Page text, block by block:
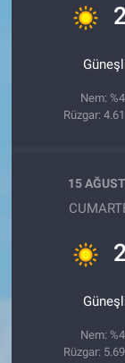
Nem:
Rüzgar:
15
Nem:
Rüzgar: